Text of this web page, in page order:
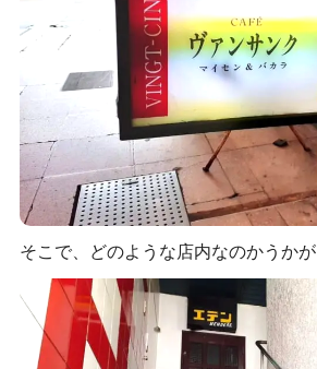
そこで、どのような店内なのかうかが